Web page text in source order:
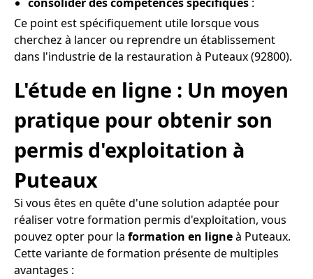
Ce point est spécifiquement utile lorsque vous
cherchez à lancer ou reprendre un établissement
dans l'industrie de la restauration à Puteaux (92800).
L'étude en ligne : Un moyen
pratique pour obtenir son
permis d'exploitation à
Puteaux
Si vous êtes en quête d'une solution adaptée pour
réaliser votre formation permis d'exploitation, vous
pouvez opter pour la formation en ligneà Puteaux.
Cette variante de formation présente de multiples
avantages :